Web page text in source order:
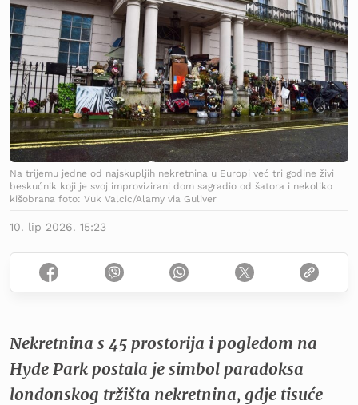
Na trijemu jedne od najskupljih nekretnina u Europi već tri godine živi
beskućnik koji je svoj improvizirani dom sagradio od šatora i nekoliko
kišobrana foto: Vuk Valcic/Alamy via Guliver
10. lip 2026. 15:23
Nekretnina s 45 prostorija i pogledom na
Hyde Park postala je simbol paradoksa
londonskog tržišta nekretnina, gdje tisuće